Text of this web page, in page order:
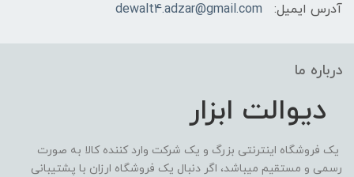
آدرس ایمیل:
dewalt4.adzar@gmail.com
درباره ما
دیوالت ابزار
یک فروشگاه اینترنتی بزرگ و یک شرکت وارد کننده کالا به صورت
رسمی و مستقیم میباشد، اگر دنبال یک فروشگاه ارزان با پشتیبانی